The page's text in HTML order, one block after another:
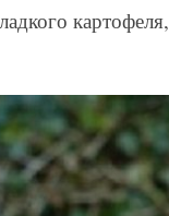
картофеля,